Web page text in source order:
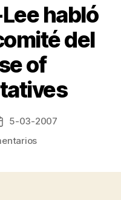
habló
del
of
5-03-2007
en